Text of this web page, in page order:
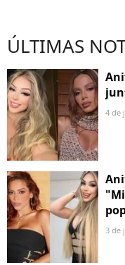
ÚLTIMAS
4 de
3 de